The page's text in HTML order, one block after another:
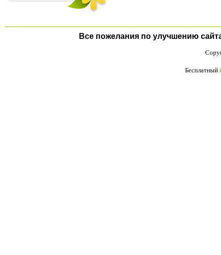
Все пожелания по улучшению
Бесплатный